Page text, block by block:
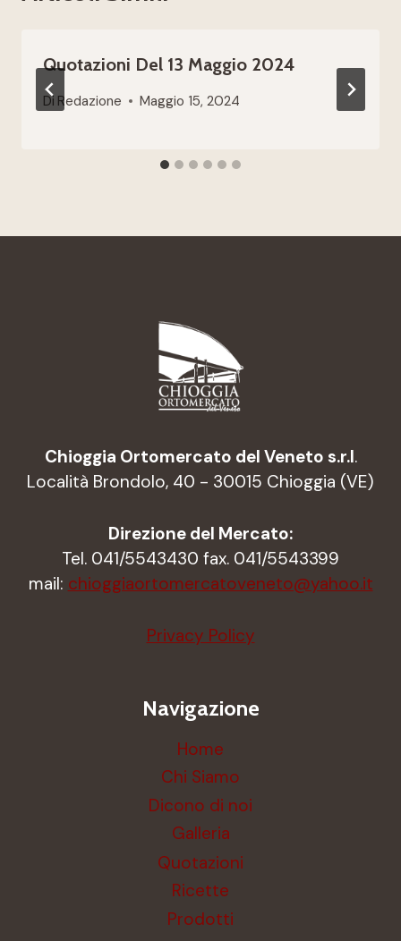
Quotazioni Del 13 Maggio 2024
Di Redazione Maggio 15, 2024
Chioggia Ortomercato del Veneto s.r.l.
Località Brondolo, 40 - 30015 Chioggia (VE)
Direzione del Mercato:
Tel. 041/5543430 fax. 041/5543399
mail: chioggiaortomercatoveneto@yahoo.it
Privacy Policy
Navigazione
Home
Chi Siamo
Dicono di noi
Galleria
Quotazioni
Ricette
Prodotti